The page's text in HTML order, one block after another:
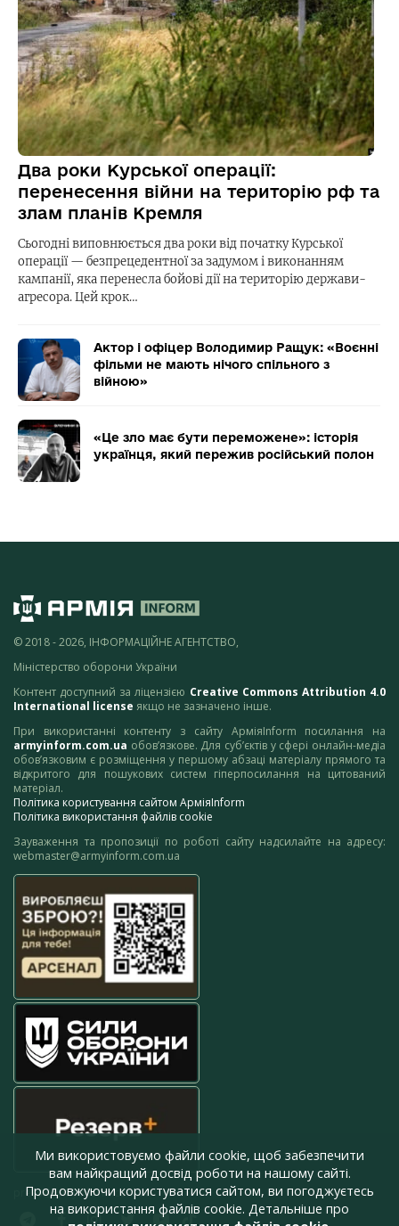
Два роки Курської операції:
перенесення війни на територію рф та
злам планів Кремля
Сьогодні виповнюється два роки від початку Курської
операції — безпрецедентної за задумом і виконанням
кампанії, яка перенесла бойові дії на територію держави-
агресора. Цей крок…
Актор і офіцер Володимир Ращук: «Воєнні
фільми не мають нічого спільного з
війною»
«Це зло має бути переможене»: історія
українця, який пережив російський полон
© 2018 - 2026, ІНФОРМАЦІЙНЕ АГЕНТСТВО,
Міністерство оборони України
Контент доступний за ліцензією Creative Commons Attribution 4.0
International license якщо не зазначено інше.
При використанні контенту з сайту АрміяInform посилання на
armyinform.com.ua обов’язкове. Для суб’єктів у сфері онлайн-медіа
обов’язковим є розміщення у першому абзаці матеріалу прямого та
відкритого для пошукових систем гіперпосилання на цитований
матеріал.
Політика користування сайтом АрміяInform
Політика використання файлів cookie
Зауваження та пропозиції по роботі сайту надсилайте на адресу:
webmaster@armyinform.com.ua
press@armyinform.com.ua
Ми використовуємо файли cookie, щоб забезпечити
вам найкращий досвід роботи на нашому сайті.
Продовжуючи користуватися сайтом, ви погоджуєтесь
на використання файлів cookie. Детальніше про